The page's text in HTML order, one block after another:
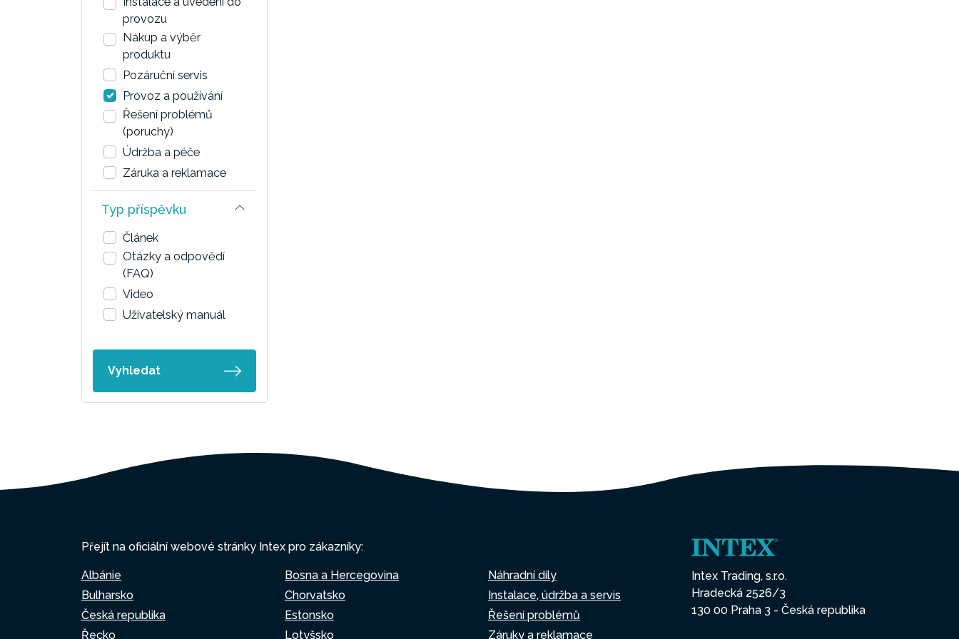
provozu
Nákup a výběr
produktu
Pozáruční servis
Provoz a používání
Řešení problémů
(poruchy)
Údržba a péče
Záruka a reklamace
Typ příspěvku
Článek
Otázky a odpovědí
(FAQ)
Video
Uživatelský manuál
Vyhledat
Přejít na oficiální webové stránky Intex pro zákazníky:
Albánie
Bosna a Hercegovina
Bulharsko
Chorvatsko
Česká republika
Estonsko
Řecko
Lotyšsko
Náhradní díly
Instalace, údržba a servis
Řešení problémů
Záruky a reklamace
Intex Trading, s.r.o.
Hradecká 2526/3
130 00 Praha 3 - Česká republika